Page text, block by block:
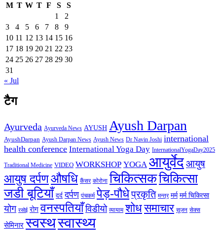
M T W T F S
S
1
2
3
4 5 6 7 8
9
10 11 12 13 14 15 16
17 18 19 20 21 22 23
24 25 26 27 28 29 30
31
« Jul
टैग
Ayurveda Ayurveda News AYUSH Ayush Darpan
AyushDarpan Ayush Darpan News Ayush News Dr Navin Joshi international
health conference International Yoga Day InternationalYogaDay2025
Traditional Medicine VIDEO WORKSHOP YOGA आयुर्वेदआयुष
आयुष दर्पणऔषधि कैंसर कोरोना चिकित्सकचिकित्सा
जडी बूटियाँ दर्द दर्पण पंचकर्म पेड़-पौधेप्रकृति मन्त्र मर्म मर्म चिकित्सा
योग रसोई रोग वनस्पतियाँविडीयो व्यायाम शोधसमाचार सूजन सेक्स
सेमिनार स्वस्थस्वास्थ्य